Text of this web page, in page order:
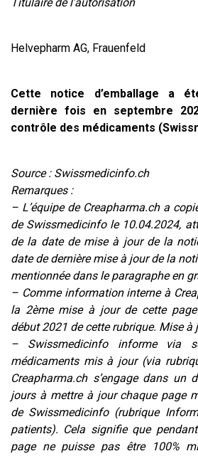
Helvepharm AG, Frauenfeld
Cette notice d’emballage a
dernière fois en septembre
contrôle des médicaments
Source : Swissmedicinfo.ch
Remarques :
– L’équipe de Creapharma.ch a
de Swissmedicinfo le 10.04.2024,
de la date de mise à jour de la
date de dernière mise à jour de la
mentionnée dans le paragraphe en
– Comme information interne à
la 2ème mise à jour de cette
début 2021 de cette rubrique. Mise à
– Swissmedicinfo informe via
médicaments mis à jour (via
Creapharma.ch s’engage dans un
jours à mettre à jour chaque page
de Swissmedicinfo (rubrique
patients). Cela signifie que
page ne puisse pas être 100%